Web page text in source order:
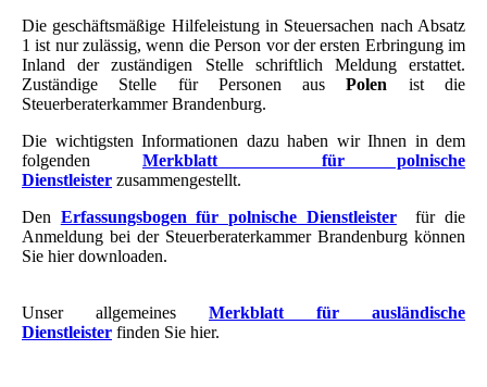
Die geschäftsmäßige Hilfeleistung in Steuersachen nach Absatz
1 ist nur zulässig, wenn die Person vor der ersten Erbringung im
Inland der zuständigen Stelle schriftlich Meldung erstattet.
Zuständige Stelle für Personen ausPolen ist die
Steuerberaterkammer Brandenburg.
Die wichtigsten Informationen dazu haben wir Ihnen in dem
folgenden Merkblatt für polnische
Dienstleister zusammengestellt.
Den Erfassungsbogen für polnische Dienstleister
für die
Anmeldung bei der Steuerberaterkammer Brandenburg können
Sie hier downloaden.
Unser allgemeines Merkblatt für ausländische
Dienstleister finden Sie hier.